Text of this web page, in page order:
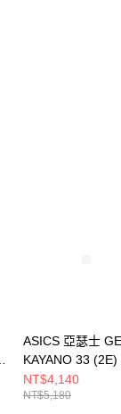
ASICS 亞瑟士
KAYANO 33
步鞋
NT$4,140
NT$5,180